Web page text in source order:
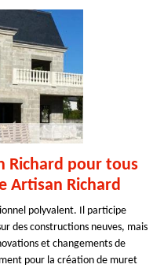
Richard pour tous
Artisan Richard
polyvalent. Il participe
des constructions neuves, mais
et changements de
pour la création de muret